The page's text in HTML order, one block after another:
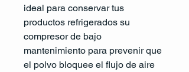
ideal para conservar tus
productos refrigerados su
compresor de bajo
mantenimiento para prevenir que
el polvo bloquee el flujo de aire